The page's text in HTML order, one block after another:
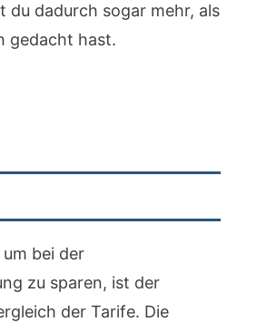
du dadurch sogar mehr, als
gedacht hast.
bei der
zu sparen, ist der
der Tarife. Die